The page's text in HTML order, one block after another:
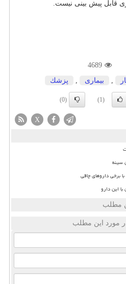
قابل پیش بینی نیست.
4689
بیماری پزشك
(1)
(0)
X
سینه
برخی داروهای چاقی
این دارو
مطلب
مورد این مطلب